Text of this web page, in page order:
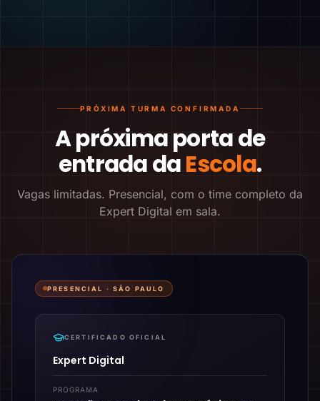
PRÓXIMA TURMA CONFIRMADA
A próxima porta de
entrada daEscola.
Vagas limitadas. Presencial, com o time completo da
Expert Digital em sala.
PRESENCIAL ·SÃO PAULO
CERTIFICADO OFICIAL
Expert Digital
PROGRAMA